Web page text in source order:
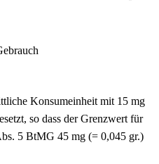
Konsumeinheit mit 15 mg
so dass der Grenzwert für
5 BtMG 45 mg (= 0,045 gr.)